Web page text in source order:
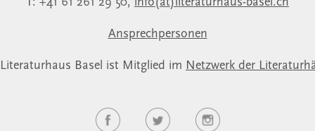
T: +41 61 261 29 50, info(at)literaturhaus-basel.ch
Ansprechpersonen
Basel ist Mitglied im Netzwerk der